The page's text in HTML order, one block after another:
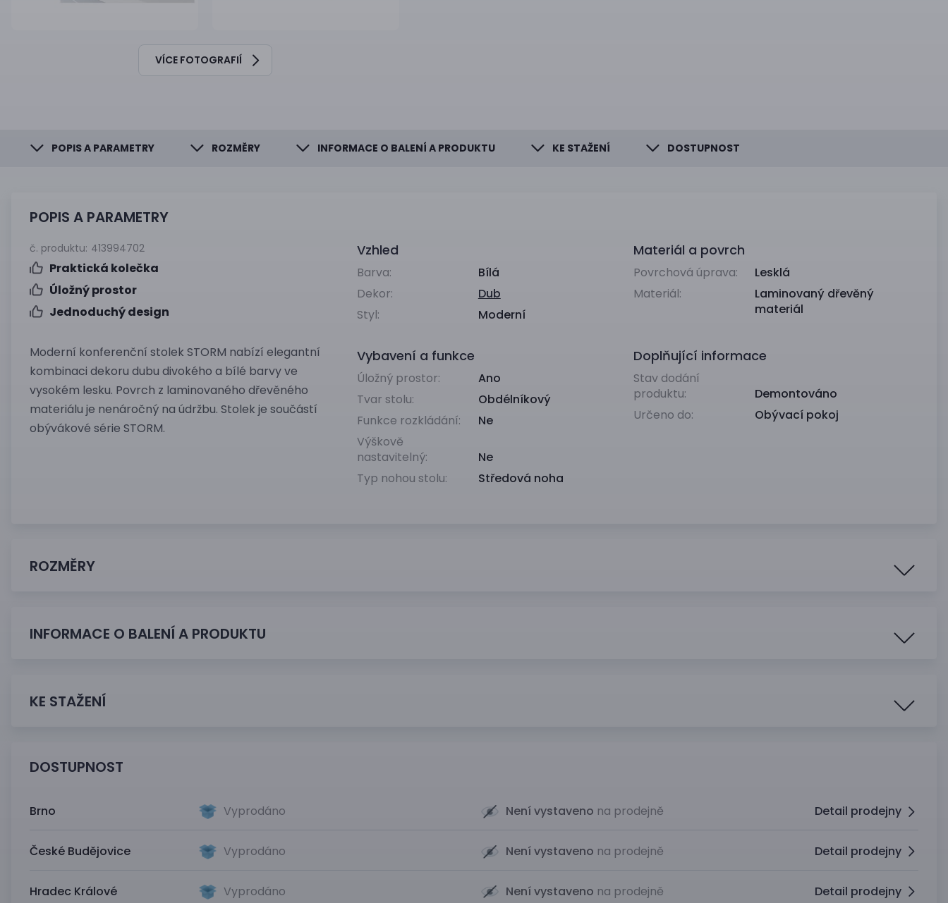
VÍCE FOTOGRAFIÍ
POPIS A PARAMETRY ROZMĚRY INFORMACE O BALENÍ A PRODUKTU KE STAŽENÍ DOSTUPNOST
POPIS A PARAMETRY
č. produktu: 413994702
Praktická kolečka
Úložný prostor
Jednoduchý design
Moderní konferenční stolek STORM nabízí elegantní
kombinaci dekoru dubu divokého a bílé barvy ve
vysokém lesku. Povrch z laminovaného dřevěného
materiálu je nenáročný na údržbu. Stolek je součástí
obývákové série STORM.
Vzhled
Barva:
Bílá
Dekor:
Dub
Styl:
Moderní
Materiál a povrch
Povrchová úprava:
Lesklá
Materiál:
Laminovaný dřevěný
materiál
Vybavení a funkce
Úložný prostor:
Ano
Tvar stolu:
Obdélníkový
Funkce rozkládání:
Ne
Výškově
nastavitelný:
Ne
Typ nohou stolu:
Středová noha
Doplňující informace
Stav dodání
produktu:
Demontováno
Určeno do:
Obývací pokoj
ROZMĚRY
INFORMACE O BALENÍ A PRODUKTU
KE STAŽENÍ
DOSTUPNOST
Brno Vyprodáno Není vystaveno na prodejně Detail prodejny
České Budějovice Vyprodáno Není vystaveno na prodejně Detail prodejny
Hradec Králové Vyprodáno Není vystaveno na prodejně Detail prodejny